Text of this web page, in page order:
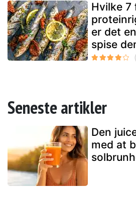
Hvilke 7
er det
spise
Seneste artikler
Den
med at